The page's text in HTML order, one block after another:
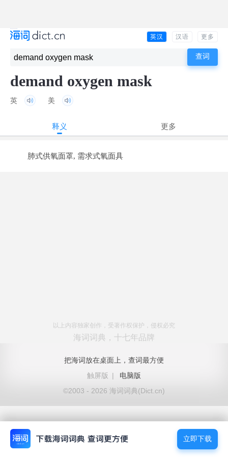
英汉 汉语 更多
demand oxygen mask
英 美
释义 更多
肺式供氧面罩, 需求式氧面具
以上内容独家创作，受著作权保护，侵权必究
海词词典，十七年品牌
把海词放在桌面上，查词最方便
触屏版
|
电脑版
©2003 - 2026 海词词典(Dict.cn)
立即下载
立即下载